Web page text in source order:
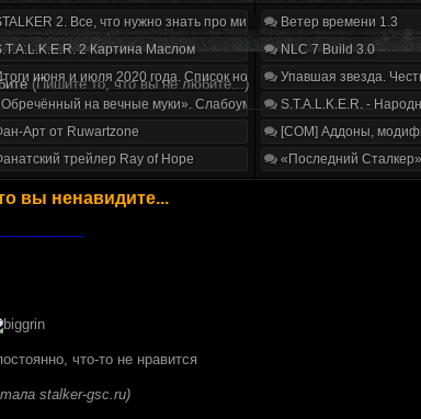
2. Все, что нужно знать про мир, геймплей и сюжет |
2 Картина Маслом
июня и июля 2020 года. Список нововведений
на вечные муки». Слабоумие и отвага
Арт от Ruwartzone
трейлер Ray of Hope
Ветер времени 1.3
NLC 7 Build 3.0
Упавшая звезда.
S.T.A.L.K.E.R. -
[COM] Аддоны,
«Последний
(Пишите то, что вы не любите...)
вы ненавидите...
что-то не нравится
stalker-gsc.ru)